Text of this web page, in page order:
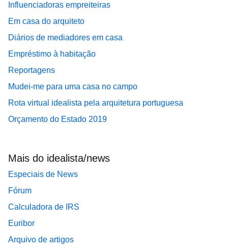
Influenciadoras empreiteiras
Em casa do arquiteto
Diários de mediadores em casa
Empréstimo à habitação
Reportagens
Mudei-me para uma casa no campo
Rota virtual idealista pela arquitetura portuguesa
Orçamento do Estado 2019
Mais do idealista/news
Especiais de News
Fórum
Calculadora de IRS
Euribor
Arquivo de artigos